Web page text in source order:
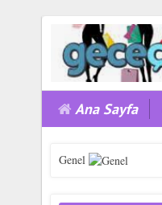
Ana Sayfa
Genel